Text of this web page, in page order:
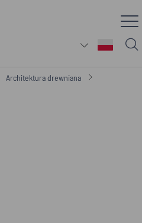
Architektura drewniana